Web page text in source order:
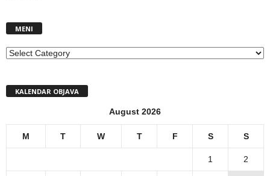
MENI
MENI
KALENDAR OBJAVA
August 2026
M T W T F S S
1 2